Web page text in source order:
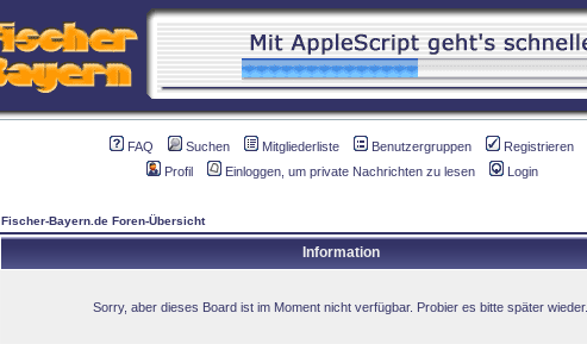
FAQ Suchen Mitgliederliste Benutzergruppen
Registrieren
Profil
Einloggen, um private Nachrichten zu lesen Login
Fischer-Bayern.de Foren-Übersicht
Information
Sorry, aber dieses Board ist im Moment nicht verfügbar. Probier es bitte später wieder.